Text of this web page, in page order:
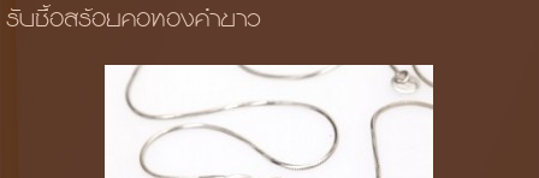
รับซื้อสร้อยคอทองคำขาว